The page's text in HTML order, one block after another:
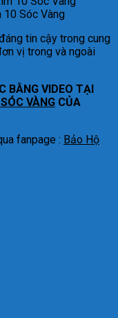
Sóc Vàng
tin cậy trong cung
vị trong và ngoài
BẰNG VIDEO TẠI
VÀNG CỦA
fanpage : Bảo Hộ